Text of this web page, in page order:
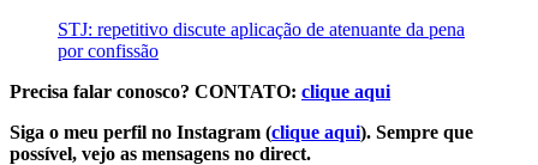
STJ: repetitivo discute aplicação de atenuante da pena
por confissão
Precisa falar conosco? CONTATO: clique aqui
Siga o meu perfil no Instagram (clique aqui). Sempre que
possível, vejo as mensagens no direct.